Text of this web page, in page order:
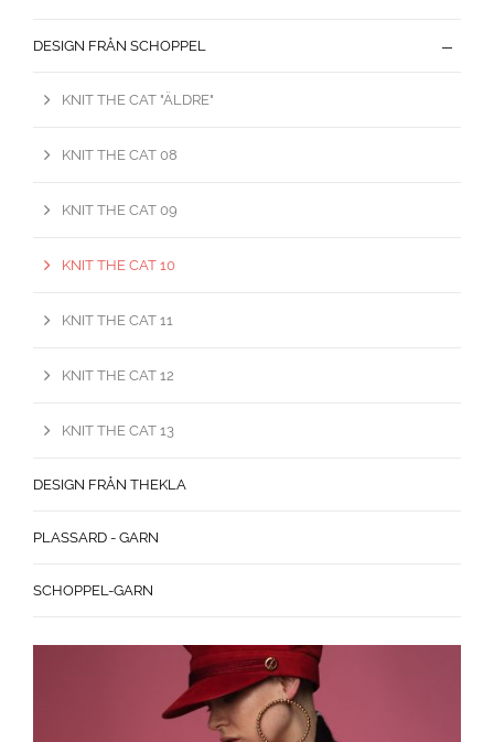
DESIGN FRÅN SCHOPPEL
KNIT THE CAT "ÄLDRE"
KNIT THE CAT 08
KNIT THE CAT 09
KNIT THE CAT 10
KNIT THE CAT 11
KNIT THE CAT 12
KNIT THE CAT 13
DESIGN FRÅN THEKLA
PLASSARD - GARN
SCHOPPEL-GARN